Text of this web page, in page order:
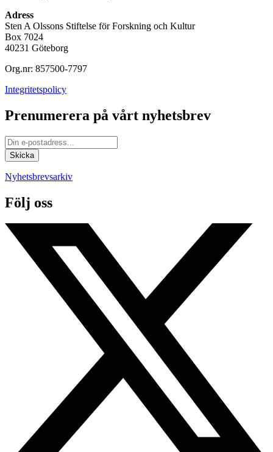
Adress
Sten A Olssons Stiftelse för Forskning och Kultur
Box 7024
40231 Göteborg
Org.nr: 857500-7797
Integritetspolicy
Prenumerera på vårt nyhetsbrev
Nyhetsbrevsarkiv
Följ oss